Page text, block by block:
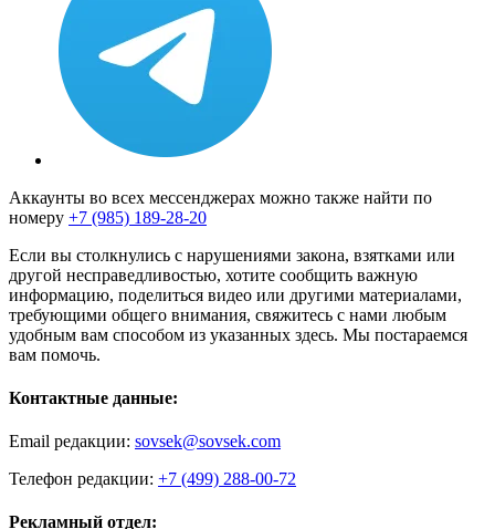
Аккаунты во всех мессенджерах можно также найти по
номеру +7 (985) 189-28-20
Если вы столкнулись с нарушениями закона, взятками или
другой несправедливостью, хотите сообщить важную
информацию, поделиться видео или другими материалами,
требующими общего внимания, свяжитесь с нами любым
удобным вам способом из указанных здесь. Мы постараемся
вам помочь.
Контактные данные:
Email редакции: sovsek@sovsek.com
Телефон редакции: +7 (499) 288-00-72
Рекламный отдел: